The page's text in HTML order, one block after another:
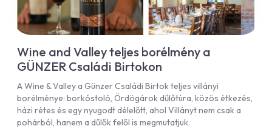
Wine and Valley teljes borélmény a
GÜNZER Családi Birtokon
A Wine & Valley a Günzer Családi Birtok teljes villányi
borélménye: borkóstoló, Ördögárok dűlőtúra, közös étkezés,
házi rétes és egy nyugodt délelőtt, ahol Villányt nem csak a
pohárból, hanem a dűlők felől is megmutatjuk.